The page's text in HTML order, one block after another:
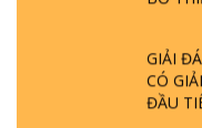
GIẢI
CÓ
ĐẦU